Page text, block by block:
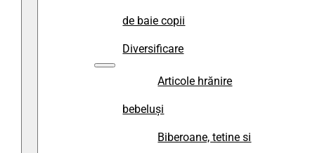
de baie copii
Diversificare
Articole hrănire
bebeluși
Biberoane, tetine si